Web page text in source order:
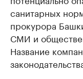
санитарных
прокурора
СМИ и
Название